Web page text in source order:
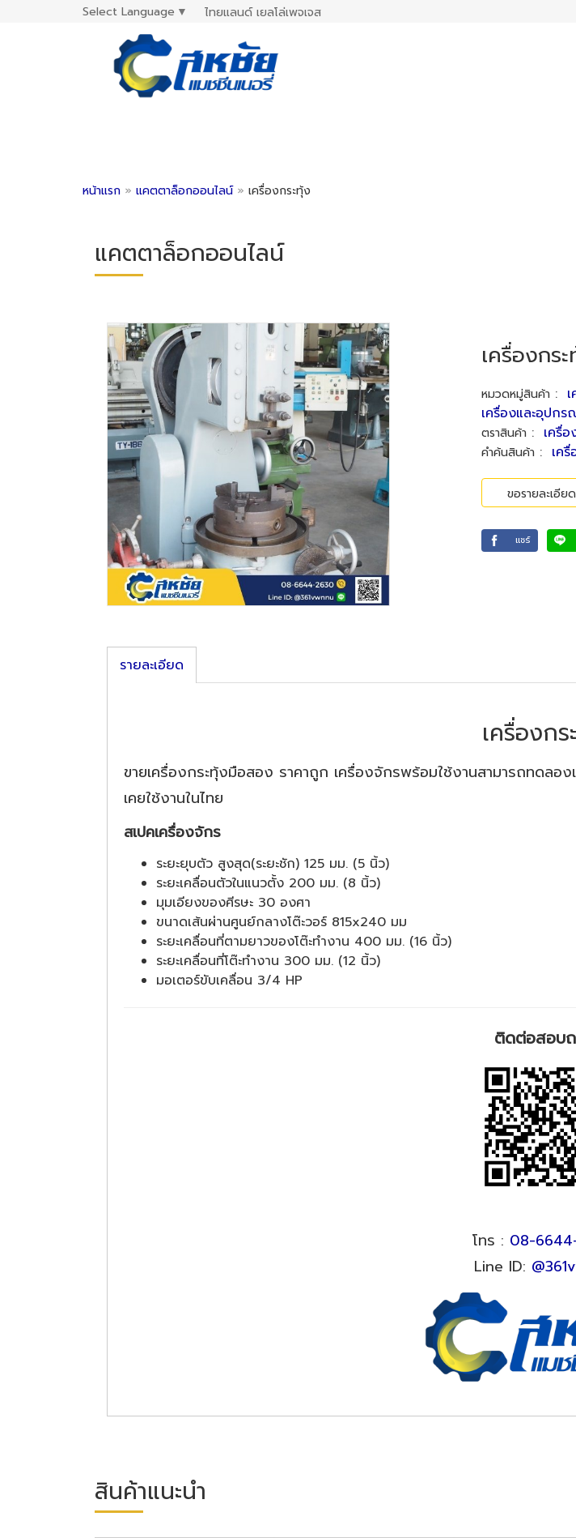
Select Language ▼ ไทยแลนด์ เยลโล่เพจเจส
หน้าแรก » แคตตาล็อกออนไลน์ » เครื่องกระทุ้ง
แคตตาล็อกออนไลน์
เครื่องกร
หมวดหมู่สินค้า:
เครื่องและอุปก
ตราสินค้า: เครื่
คำค้นสินค้า: เค
ขอรายละเอียด
แชร์
รายละเอียด
เครื่องกร
ขายเครื่องกระทุ้งมือสอง ราคาถูก เครื่องจักรพร้อมใช้งานสามารถ​ทดลอ
เคยใช้งานในไทย
สเปคเครื่องจักร
ระยะยุบตัว สูงสุด(ระยะชัก) 125 มม. (5 นิ้ว)
ระยะเคลื่อนตัวในแนวตั้ง 200 มม. (8 นิ้ว)
มุมเอียงของศีรษะ 30 องศา
ขนาดเส้นผ่านศูนย์กลางโต๊ะวอร์ 815x240 มม
ระยะเคลื่อนที่ตามยาวของโต๊ะทำงาน 400 มม. (16 นิ้ว)
ระยะเคลื่อนที่โต๊ะทำงาน 300 มม. (12 นิ้ว)
มอเตอร์ขับเคลื่อน 3/4 HP
ติดต่อสอบ
โทร : 08-
Line ID:
สินค้าแนะนำ